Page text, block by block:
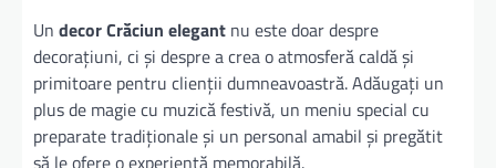
Un decor Crăciun elegant nu este doar despre
decorațiuni, ci și despre a crea o atmosferă caldă și
primitoare pentru clienții dumneavoastră. Adăugați un
plus de magie cu muzică festivă, un meniu special cu
preparate tradiționale și un personal amabil și pregătit
să le ofere o experiență memorabilă.